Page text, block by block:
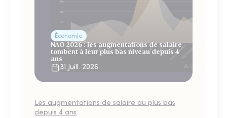
Économie
NAO 2026 : les augmentations de salaire
tombent à leur plus bas niveau depuis 4
ans
31 Juill. 2026
Les augmentations de salaire au plus bas
depuis 4 ans